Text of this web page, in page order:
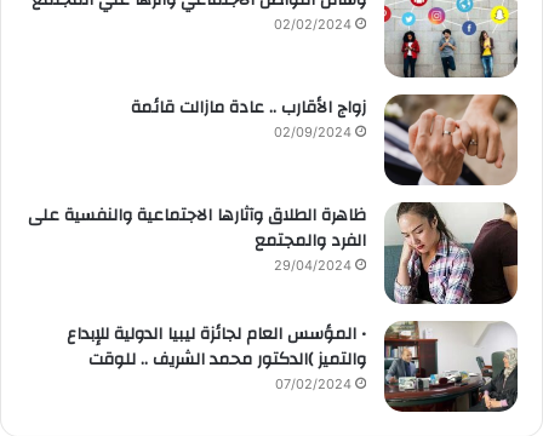
02/02/2024
زواج الأقارب .. عادة مازالت قائمة
02/09/2024
ظاهرة الطلاق وآثارها الاجتماعية والنفسية على
الفرد والمجتمع
29/04/2024
• المؤسس العام لجائزة ليبيا الدولية للإبداع
والتميز )الدكتور محمد الشريف .. للوقت
07/02/2024